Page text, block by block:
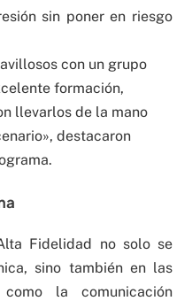
sin poner en riesgo
con un grupo
formación,
llevarlos de la mano
destacaron
Fidelidad no solo se
sino también en las
la comunicación